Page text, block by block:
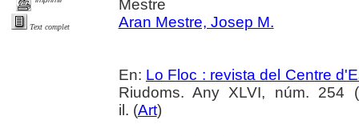
Text complet
Mestre
Aran Mestre, Josep M.
En: Lo Floc : revista del Centre
Riudoms. Any XLVI, núm. 254
il. (Art)